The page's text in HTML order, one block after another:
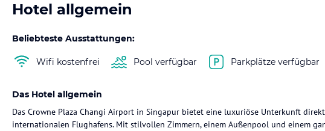
Hotel allgemein
Beliebteste Ausstattungen:
Wifi kostenfrei Pool verfügbar Parkplätze verfügbar
Das Hotel allgemein
Das Crowne Plaza Changi Airport in Singapur bietet eine luxuriöse Unterkunft
internationalen Flughafens. Mit stilvollen Zimmern, einem Außenpool und einem